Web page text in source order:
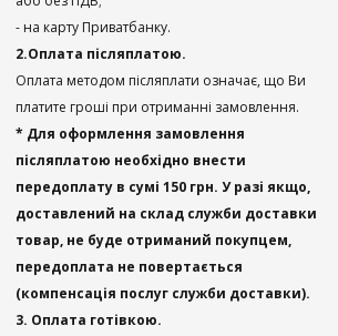
- на карту Приватбанку.
2.Оплата післяплатою.
Оплата методом післяплати означає, що Ви
платите гроші при отриманні замовлення.
* Для оформлення замовлення
післяплатою необхідно внести
передоплату в сумі 150 грн. У разі якщо,
доставлений на склад служби доставки
товар, не буде отриманий покупцем,
передоплата не повертається
(компенсація послуг служби доставки).
3. Оплата готівкою.